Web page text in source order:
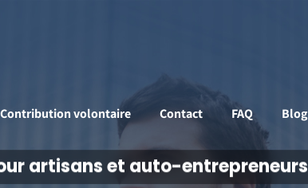
Contribution volontaire Contact FAQ Blog
artisans et auto-entrepreneurs